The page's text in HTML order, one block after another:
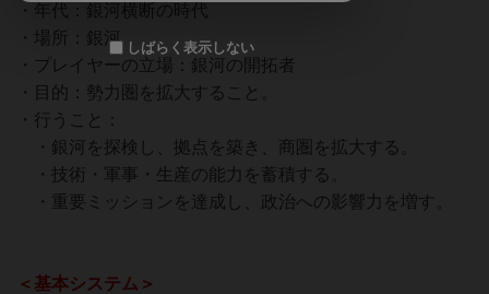
・年代：銀河横断の時代
・場所：銀河
・プレイヤーの立場：銀河の開拓者
・目的：勢力圏を拡大すること。
・行うこと：
・銀河を探検し、拠点を築き、商圏を拡大する。
・技術・軍事・生産の能力を蓄積する。
・重要ミッションを達成し、政治への影響力を増す。
＜基本システム＞
しばらく表示しない